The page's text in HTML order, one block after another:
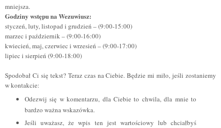
mniejsza.
Godziny wstępu na Wezuwiusz:
styczeń, luty, listopad i grudzień – (9:00-15:00)
marzec i październik – (9:00-16:00)
kwiecień, maj, czerwiec i wrzesień – (9:00-17:00)
lipiec i sierpień (9:00-18:00)
Spodobał Ci się tekst? Teraz czas na Ciebie. Będzie mi miło, jeśli zostaniemy
w kontakcie:
Odezwij się w komentarzu, dla Ciebie to chwila, dla mnie to
bardzo ważna wskazówka.
Jeśli uważasz, że wpis ten jest wartościowy lub chciałbyś